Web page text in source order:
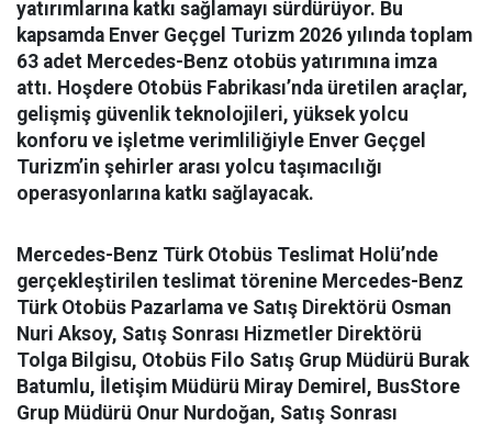
yatırımlarına katkı sağlamayı sürdürüyor. Bu
kapsamda Enver Geçgel Turizm 2026 yılında toplam
63 adet Mercedes-Benz otobüs yatırımına imza
attı. Hoşdere Otobüs Fabrikası’nda üretilen araçlar,
gelişmiş güvenlik teknolojileri, yüksek yolcu
konforu ve işletme verimliliğiyle Enver Geçgel
Turizm’in şehirler arası yolcu taşımacılığı
operasyonlarına katkı sağlayacak.
Mercedes-Benz Türk Otobüs Teslimat Holü’nde
gerçekleştirilen teslimat törenine Mercedes-Benz
Türk Otobüs Pazarlama ve Satış Direktörü Osman
Nuri Aksoy, Satış Sonrası Hizmetler Direktörü
Tolga Bilgisu, Otobüs Filo Satış Grup Müdürü Burak
Batumlu, İletişim Müdürü Miray Demirel, BusStore
Grup Müdürü Onur Nurdoğan, Satış Sonrası